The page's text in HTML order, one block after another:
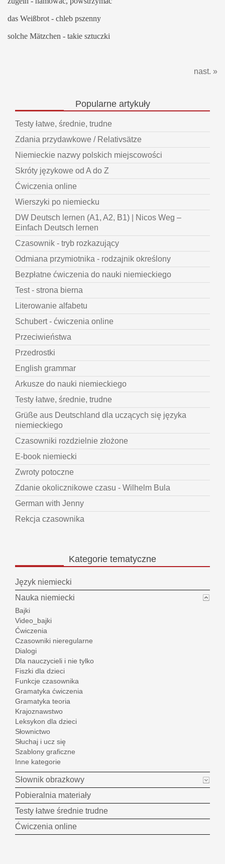
das Weißbrot - chleb pszenny
solche Mätzchen - takie sztuczki
nast. »
Popularneartykuły
Testy łatwe, średnie, trudne
Zdania przydawkowe / Relativsätze
Niemieckie nazwy polskich miejscowości
Skróty językowe od A do Z
Ćwiczenia online
Wierszyki po niemiecku
DW Deutsch lernen (A1, A2, B1) | Nicos Weg –
Einfach Deutsch lernen
Czasownik - tryb rozkazujący
Odmiana przymiotnika - rodzajnik określony
Bezpłatne ćwiczenia do nauki niemieckiego
Test - strona bierna
Literowanie alfabetu
Schubert - ćwiczenia online
Przeciwieństwa
Przedrostki
English grammar
Arkusze do nauki niemieckiego
Testy łatwe, średnie, trudne
Grüße aus Deutschland dla uczących się języka
niemieckiego
Czasowniki rozdzielnie złożone
E-book niemiecki
Zwroty potoczne
Zdanie okolicznikowe czasu - Wilhelm Bula
German with Jenny
Rekcja czasownika
Kategorie tematyczne
Język niemiecki
Nauka niemiecki
Bajki
Video_bajki
Ćwiczenia
Czasowniki nieregularne
Dialogi
Dla nauczycieli i nie tylko
Fiszki dla dzieci
Funkcje czasownika
Gramatyka ćwiczenia
Gramatyka teoria
Krajoznawstwo
Leksykon dla dzieci
Słownictwo
Słuchaj i ucz się
Szablony graficzne
Inne kategorie
Słownik obrazkowy
Pobieralnia materiały
Testy łatwe średnie trudne
Ćwiczenia online